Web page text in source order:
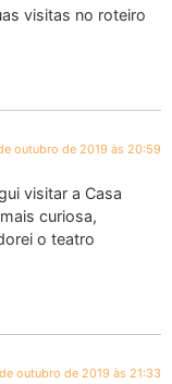
visitas no roteiro
outubro de 2019 às 20:59
visitar a Casa
curiosa,
o teatro
outubro de 2019 às 21:33